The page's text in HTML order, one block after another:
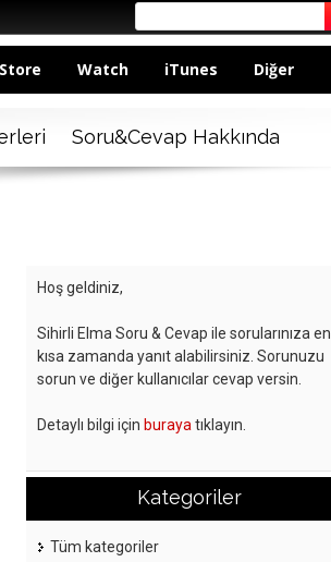
Watch iTunes Diğer
Soru&Cevap Hakkında
Hoş geldiniz,
Sihirli Elma Soru & Cevap ile sorularınıza en
kısa zamanda yanıt alabilirsiniz. Sorunuzu
sorun ve diğer kullanıcılar cevap versin.
Detaylı bilgi için buraya tıklayın.
Kategoriler
Tüm kategoriler